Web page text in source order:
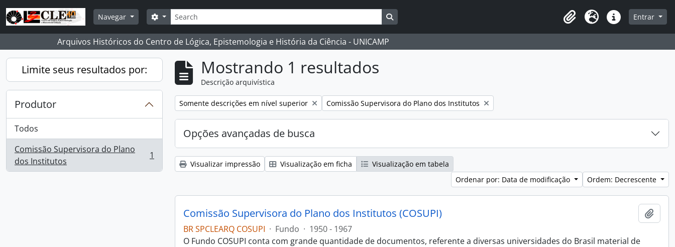
Skip to main content
Navegar
Buscar
Opções de busca
Clipboard
Idioma Atalhos Entrar
Arquivos Históricos do Centro de Lógica, Epistemologia e História da Ciência - UNICAMP
Limite seus resultados por:
Produtor
Todos
Comissão Supervisora do Plano
dos Institutos
, 1 resultados 1
Mostrando 1 resultados
Descrição arquivística
Remover filtro:
Somente descrições em nível superior Remover filtro:
Comissão Supervisora do Plano dos Institutos
Opções avançadas de busca
Visualizar impressão Visualização em ficha
Visualização em tabela
Ordenar por: Data de modificação
Ordem: Decrescente
Comissão Supervisora do Plano dos Institutos (COSUPI)
BR SPCLEARQ COSUPI · Fundo · 1950 - 1967
O Fundo COSUPI conta com grande quantidade de documentos, referente a diversas universidades do Brasil material de